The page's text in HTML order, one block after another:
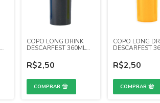
COPO LONG DRINK
DESCARFEST 360ML
R$2,50
COPO LONG
DESCARFEST
FECHADO
R$2,50